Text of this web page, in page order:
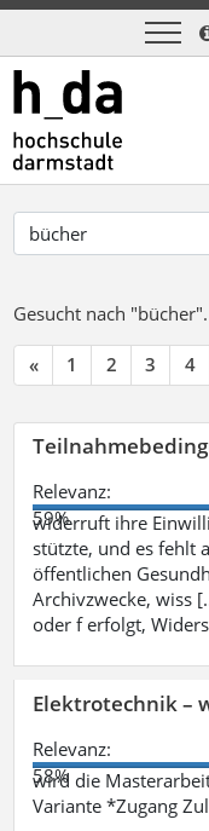
Gesucht nach "bücher".
« 1 2 3 4
Relevanz:
59%
widerruft ihre
stützte, und es fehlt
öffentlichen
Archivzwecke, wiss
oder f erfolgt,
Elektrotechnik –
Relevanz:
58%
wird die
Variante *Zugang